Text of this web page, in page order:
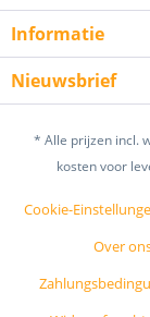
Informatie
Nieuwsbrief
* Alle prijzen incl.
kosten voor
Cookie-
Over